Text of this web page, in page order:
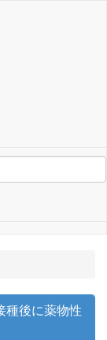
種後に薬物性